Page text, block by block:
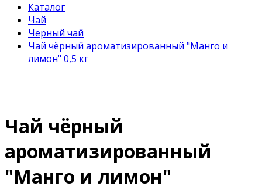
Каталог
Чай
Черный чай
Чай чёрный ароматизированный "Манго и
лимон" 0,5 кг
Чай чёрный
ароматизированный
"Манго и лимон"